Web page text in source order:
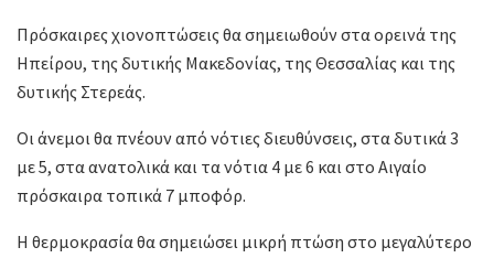
Πρόσκαιρες χιονοπτώσεις θα σημειωθούν στα ορεινά της
Ηπείρου, της δυτικής Μακεδονίας, της Θεσσαλίας και της
δυτικής Στερεάς.
Οι άνεμοι θα πνέουν από νότιες διευθύνσεις, στα δυτικά 3
με 5, στα ανατολικά και τα νότια 4 με 6 και στο Αιγαίο
πρόσκαιρα τοπικά 7 μποφόρ.
Η θερμοκρασία θα σημειώσει μικρή πτώση στο μεγαλύτερο